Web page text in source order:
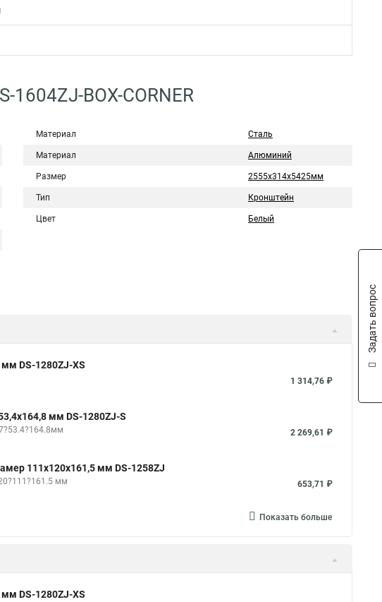
1604ZJ-BOX-CORNER
Материал Сталь
Материал Алюминий
Размер 2555х314х5425мм
Тип Кронштейн
Цвет Белый
DS-1280ZJ-XS
1 314,76 ₽
мм DS-1280ZJ-S
2 269,61 ₽
111x120x161,5 мм DS-1258ZJ
мм 653,71 ₽
Показать больше
DS-1280ZJ-XS
Задать вопрос